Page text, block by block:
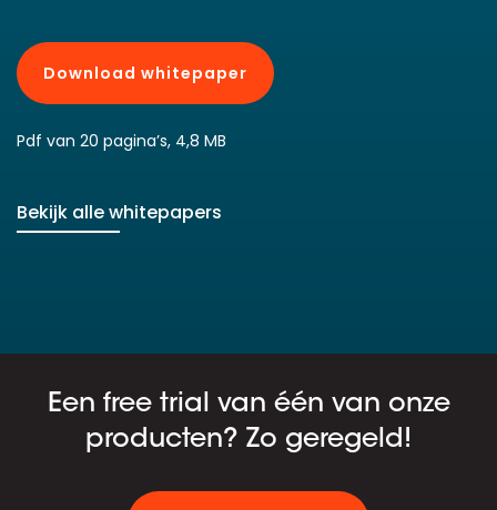
Download whitepaper
Pdf van 20 pagina’s, 4,8 MB
Bekijk alle whitepapers
Een free trial van één van onze
producten? Zo geregeld!